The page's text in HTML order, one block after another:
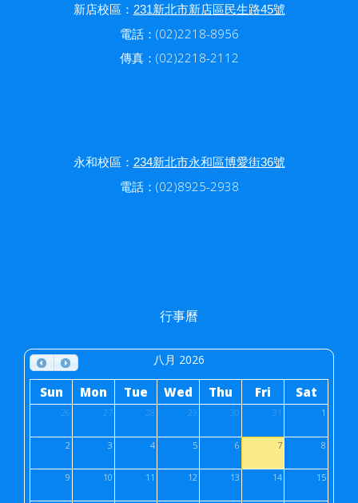
新店校區： 231新北市新店區民生路45號
電話：(02)2218-8956
傳真：(02)2218-2112
永和校區： 234新北市永和區博愛街36號
電話：(02)8925-2938
行事曆
八月 2026
Sun Mon Tue Wed Thu Fri Sat
26 27 28 29 30 31 1
2 3 4 5 6 7 8
9 10 11 12 13 14 15